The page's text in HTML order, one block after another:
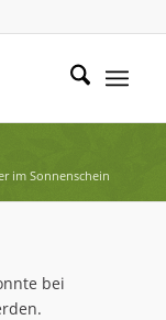
im Sonnenschein
bei